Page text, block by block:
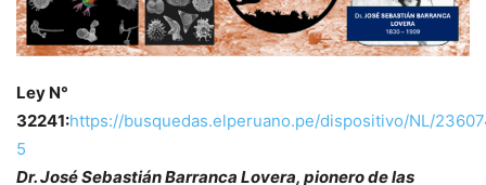
Ley N°
32241:https://busquedas.elperuano.pe/dispositivo/NL/
5
Dr. José Sebastián Barranca Lovera, pionero de las